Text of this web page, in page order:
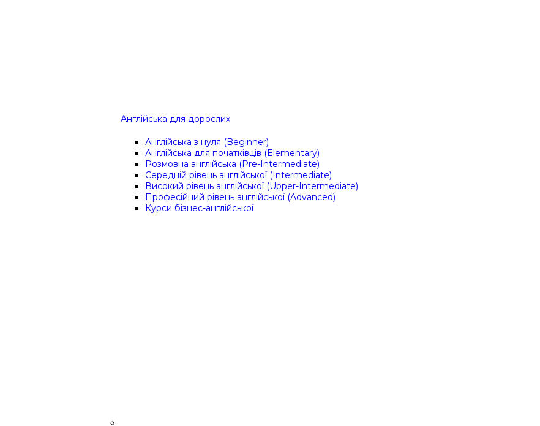
Англійська для дорослих
Англійська з нуля (Beginner)
Англійська для початківців (Elementary)
Розмовна англійська (Pre-Intermediate)
Середній рівень англійської (Intermediate)
Високий рівень англійської (Upper-Intermediate)
Професійний рівень англійської (Advanced)
Курси бізнес-англійської